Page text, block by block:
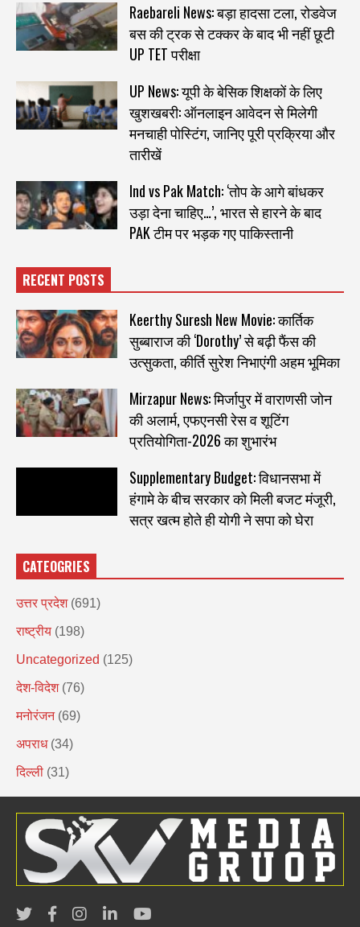
Raebareli News: बड़ा हादसा टला, रोडवेज
बस की ट्रक से टक्कर के बाद भी नहीं छूटी
UP TET परीक्षा
UP News: यूपी के बेसिक शिक्षकों के लिए
खुशखबरी: ऑनलाइन आवेदन से मिलेगी
मनचाही पोस्टिंग, जानिए पूरी प्रक्रिया और
तारीखें
Ind vs Pak Match: ‘तोप के आगे बांधकर
उड़ा देना चाहिए…’, भारत से हारने के बाद
PAK टीम पर भड़क गए पाकिस्तानी
RECENT POSTS
Keerthy Suresh New Movie: कार्तिक
सुब्बाराज की ‘Dorothy’ से बढ़ी फैंस की
उत्सुकता, कीर्ति सुरेश निभाएंगी अहम भूमिका
Mirzapur News: मिर्जापुर में वाराणसी जोन
की अलार्म, एफएनसी रेस व शूटिंग
प्रतियोगिता-2026 का शुभारंभ
Supplementary Budget: विधानसभा में
हंगामे के बीच सरकार को मिली बजट मंजूरी,
सत्र खत्म होते ही योगी ने सपा को घेरा
CATEOGRIES
उत्तर प्रदेश (691)
राष्ट्रीय (198)
Uncategorized (125)
देश-विदेश (76)
मनोरंजन (69)
अपराध (34)
दिल्ली (31)